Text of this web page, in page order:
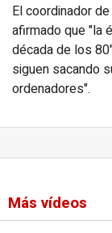
El coordinador
afirmado que "la
década de los
siguen sacando
ordenadores".
Más vídeos